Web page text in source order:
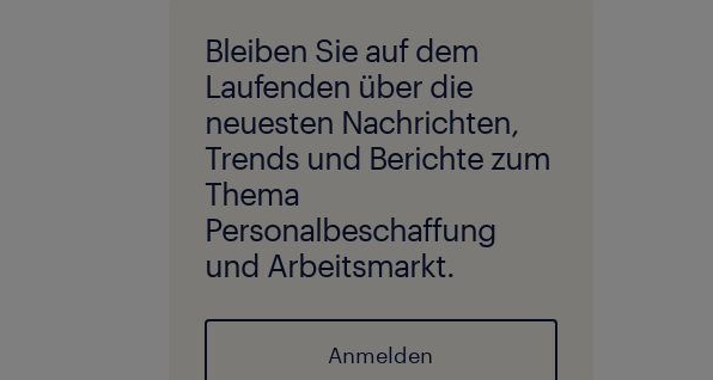
Bleiben Sie auf dem
Laufenden über die
neuesten Nachrichten,
Trends und Berichte zum
Thema
Personalbeschaffung
und Arbeitsmarkt.
Anmelden